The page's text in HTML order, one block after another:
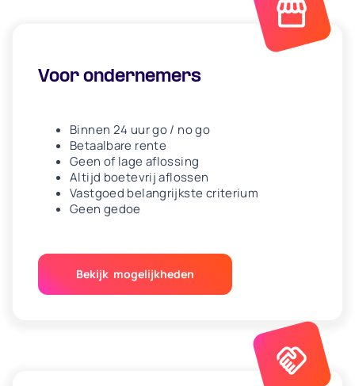
Voor ondernemers
Binnen 24 uur go / no go
Betaalbare rente
Geen of lage aflossing
Altijd boetevrij aflossen
Vastgoed belangrijkste criterium
Geen gedoe
Bekijk mogelijkheden